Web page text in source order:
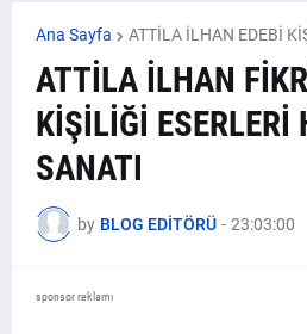
Ana Sayfa ATTİLA İLHAN EDEBİ
ATTİLA İLHAN
KİŞİLİĞİ ESERLERİ
SANATI
by BLOG EDİTÖRÜ - 23:03:00
sponsor reklamı